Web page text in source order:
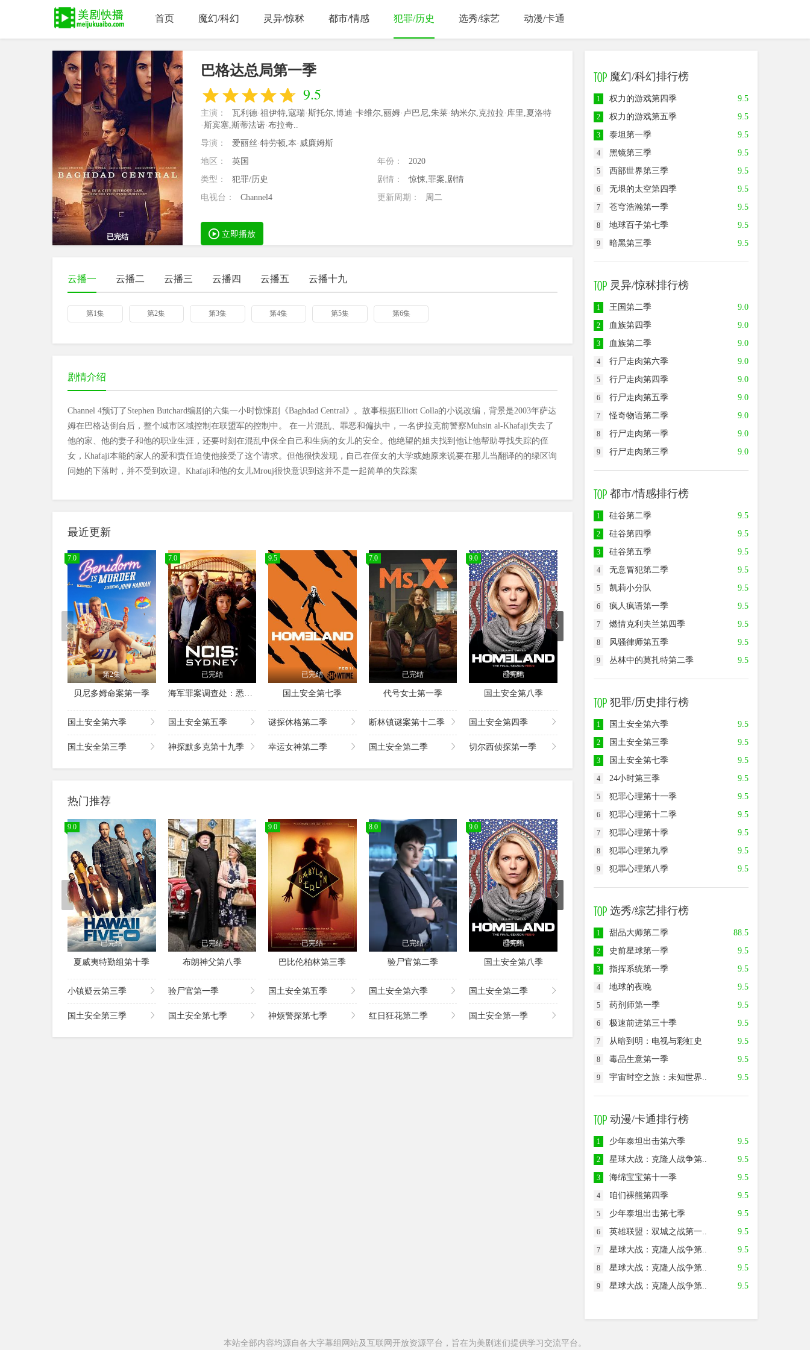
首页 魔幻/科幻 灵异/惊秫 都市/情感 犯罪/历史 选秀/综艺 动漫/卡通
已完结
巴格达总局第一季
9.5
主演：
瓦利德·祖伊特,寇瑞·斯托尔,博迪·卡维尔,丽姆·卢巴尼,朱莱·纳米尔,克拉拉·库里,夏洛特
·斯宾塞,斯蒂法诺·布拉奇..
导演：
爱丽丝·特劳顿,本·威廉姆斯
地区：
英国 年份：
2020
类型：
犯罪/历史 剧情：
惊悚,罪案,剧情
电视台：
Channel4 更新周期： 周二
立即播放
云播一 云播二 云播三 云播四 云播五 云播十九
第1集 第2集 第3集 第4集 第5集 第6集
剧情介绍
Channel 4预订了Stephen Butchard编剧的六集一小时惊悚剧《Baghdad Central》。故事根据Elliott Colla的小说改编，背景是2003年萨达
姆在巴格达倒台后，整个城市区域控制在联盟军的控制中。 在一片混乱、罪恶和偏执中，一名伊拉克前警察Muhsin al-Khafaji失去了
他的家、他的妻子和他的职业生涯，还要时刻在混乱中保全自己和生病的女儿的安全。他绝望的姐夫找到他让他帮助寻找失踪的侄
女，Khafaji本能的家人的爱和责任迫使他接受了这个请求。但他很快发现，自己在侄女的大学或她原来说要在那儿当翻译的的绿区询
问她的下落时，并不受到欢迎。Khafaji和他的女儿Mrouj很快意识到这并不是一起简单的失踪案
最近更新
7.0
第2集
贝尼多姆命案第一季
7.0
已完结
海军罪案调查处：悉尼第三季
9.5
已完结
国土安全第七季
7.0
已完结
代号女士第一季
9.0
已完结
国土安全第八季
国土安全第六季 国土安全第五季 谜探休格第二季 断林镇谜案第十二季 国土安全第四季
国土安全第三季 神探默多克第十九季 幸运女神第二季 国土安全第二季 切尔西侦探第一季
热门推荐
9.0
已完结
夏威夷特勤组第十季
已完结
布朗神父第八季
9.0
已完结
巴比伦柏林第三季
8.0
已完结
验尸官第二季
9.0
已完结
国土安全第八季 维京传奇第六季
小镇疑云第三季 验尸官第一季 国土安全第五季 国土安全第六季 国土安全第二季
国土安全第三季 国土安全第七季 神烦警探第七季 红日狂花第二季 国土安全第一季
魔幻/科幻排行榜
9.5
1
权力的游戏第四季
9.5
2
权力的游戏第五季
9.5
3
泰坦第一季
9.5
4
黑镜第三季
9.5
5
西部世界第三季
9.5
6
无垠的太空第四季
9.5
7
苍穹浩瀚第一季
9.5
8
地球百子第七季
9.5
9 暗黑第三季
灵异/惊秫排行榜
9.0
1
王国第二季
9.0
2
血族第四季
9.0
3
血族第二季
9.0
4
行尸走肉第六季
9.0
5
行尸走肉第四季
9.0
6
行尸走肉第五季
9.0
7
怪奇物语第二季
9.0
8
行尸走肉第一季
9.0
9 行尸走肉第三季
都市/情感排行榜
9.5
1
硅谷第二季
9.5
2
硅谷第四季
9.5
3
硅谷第五季
9.5
4
无意冒犯第二季
9.5
5
凯莉小分队
9.5
6
疯人疯语第一季
9.5
7
燃情克利夫兰第四季
9.5
8
风骚律师第五季
9.5
9 丛林中的莫扎特第二季
犯罪/历史排行榜
9.5
1
国土安全第六季
9.5
2
国土安全第三季
9.5
3
国土安全第七季
9.5
4
24小时第三季
9.5
5
犯罪心理第十一季
9.5
6
犯罪心理第十二季
9.5
7
犯罪心理第十季
9.5
8
犯罪心理第九季
9.5
9 犯罪心理第八季
选秀/综艺排行榜
88.5
1
甜品大师第二季
9.5
2
史前星球第一季
9.5
3
指挥系统第一季
9.5
4
地球的夜晚
9.5
5
药剂师第一季
9.5
6
极速前进第三十季
9.5
7
从暗到明：电视与彩虹史
9.5
8
毒品生意第一季
9.5
9 宇宙时空之旅：未知世界..
动漫/卡通排行榜
9.5
1
少年泰坦出击第六季
9.5
2
星球大战：克隆人战争第..
9.5
3
海绵宝宝第十一季
9.5
4
咱们裸熊第四季
9.5
5
少年泰坦出击第七季
9.5
6
英雄联盟：双城之战第一..
9.5
7
星球大战：克隆人战争第..
9.5
8
星球大战：克隆人战争第..
9.5
9 星球大战：克隆人战争第..
本站全部内容均源自各大字幕组网站及互联网开放资源平台，旨在为美剧迷们提供学习交流平台。